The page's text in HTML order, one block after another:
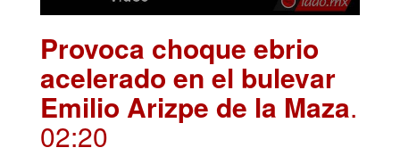
Provoca choque ebrio
acelerado en el bulevar
Emilio Arizpe de la Maza.
02:20